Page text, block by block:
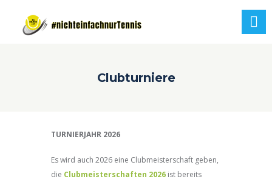
Clubturniere
TURNIERJAHR 2026
Es wird auch 2026 eine Clubmeisterschaft geben,
die Clubmeisterschaften 2026 ist bereits